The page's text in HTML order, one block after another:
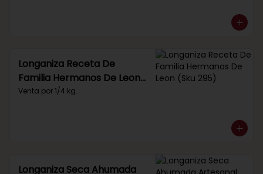
Longaniza Receta De
Familia Hermanos De Leon
(Sku 295)
Venta por 1/4 kg.
Longaniza Seca Ahumada